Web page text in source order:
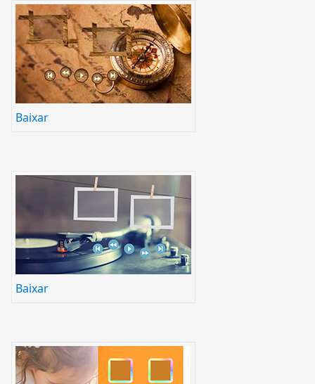
Baixar
Baixar